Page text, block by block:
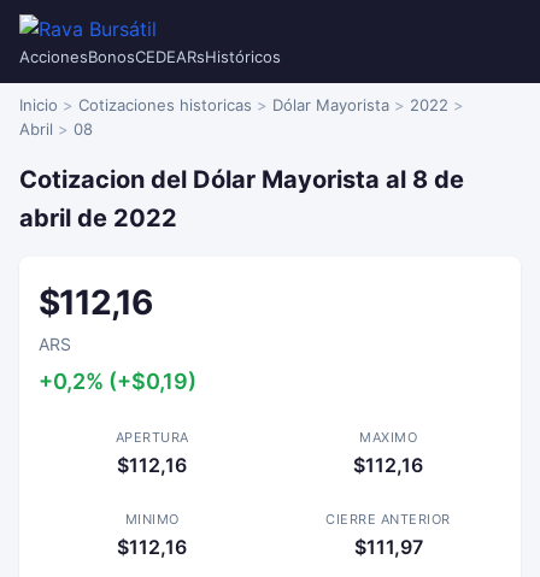
AccionesBonosCEDEARsHistóricos
Inicio Cotizaciones historicas Dólar Mayorista
2022
Abril
08
Cotizacion del Dólar Mayorista al 8 de
abril de 2022
$112,16
ARS
+0,2% (+$0,19)
APERTURA
$112,16
MAXIMO
$112,16
MINIMO
$112,16
CIERRE ANTERIOR
$111,97